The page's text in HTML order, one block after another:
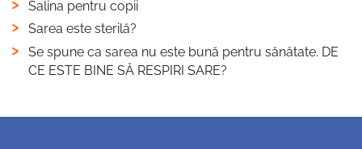
Salina pentru copii
Sarea este sterilă?
Se spune ca sarea nu este bună pentru sănătate. DE
CE ESTE BINE SĂ RESPIRI SARE?